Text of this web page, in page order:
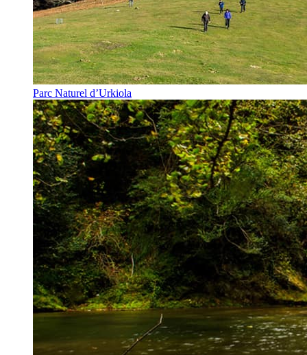
Parc Naturel d’Urkiola